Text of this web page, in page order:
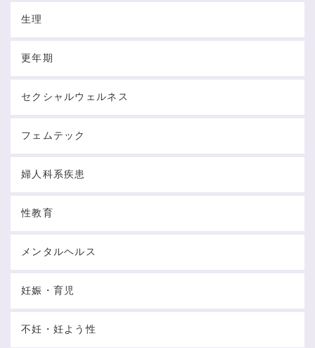
生理
更年期
セクシャルウェルネス
フェムテック
婦人科系疾患
性教育
メンタルヘルス
妊娠・育児
不妊・妊よう性